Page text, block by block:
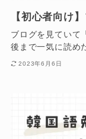
【初心者向け
ブログを見ていて
後まで一気に読め
2023年6月6日